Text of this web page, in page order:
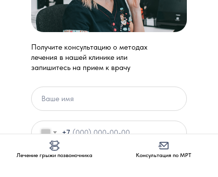
Лечение грыжи позвоночника Консультация по МРТ
Получите консультацию о методах
лечения в нашей клинике или
запишитесь на прием к врачу
+7
Я согласен сполитикой конфиденциальности